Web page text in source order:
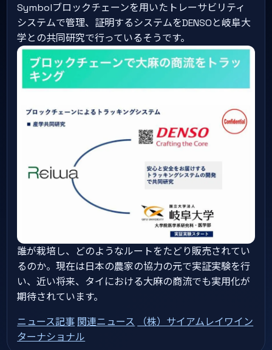
Symbolブロックチェーンを用いたトレーサビリティ
システムで管理、証明するシステムをDENSOと岐阜大
学との共同研究で行っているそうです。
誰が栽培し、どのようなルートをたどり販売されてい
るのか。現在は日本の農家の協力の元で実証実験を行
い、近い将来、タイにおける大麻の商流でも実用化が
期待されています。
ニュース記事 関連ニュース
（株）サイアムレイワイン
ターナショナル